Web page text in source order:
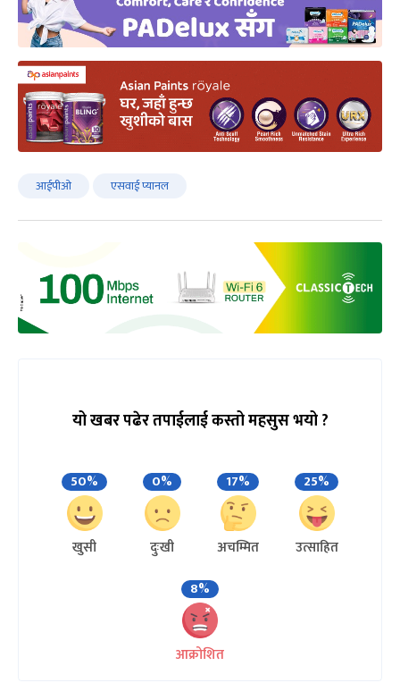
आईपीओ एसवाई प्यानल
यो खबर पढेर तपाईलाई कस्तो महसुस भयो ?
50%
खुसी
0%
दुःखी
17%
अचम्मित
25%
उत्साहित
8%
आक्रोशित